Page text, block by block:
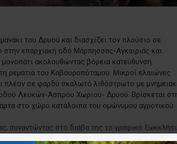
του Δρυού και διασχίζει τον πλούσιο σε
στην επαρχιακή οδό Μάρπησσας-Αγκαιριάς και
ακολουθώντας βόρεια κατεύθυνση.
ρεματιά του Καβουροπόταμου. Μικροί ελαιώνες
πλέον σε φαρδύ σκαλωτό λιθόστρωτο με
οδού Λευκών-Άσπρου Χωριού- Δρυού. Βρίσκεται
στο χώρο κατάλοιπα του ομώνυμου αγροτικού
συναντώντας στο διάβα της το γραφικό ξωκκλήσι
της Βουνάλας, η θέα προς το ξωκκλήσι των